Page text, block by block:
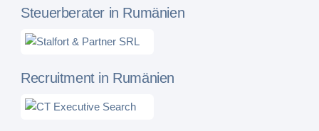
Steuerberater in Rumänien
Recruitment in Rumänien